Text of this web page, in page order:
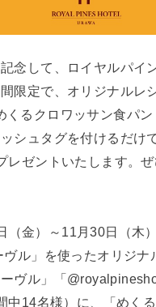
念して、ロイヤルパイ
間限定で、オリジナルレ
くるクロワッサン食パ
シュタグを付けるだけ
レゼントいたします。
（金）～11月30日（木
ル」を使ったオリジ
ヴル」「
中14名様）に、「めく